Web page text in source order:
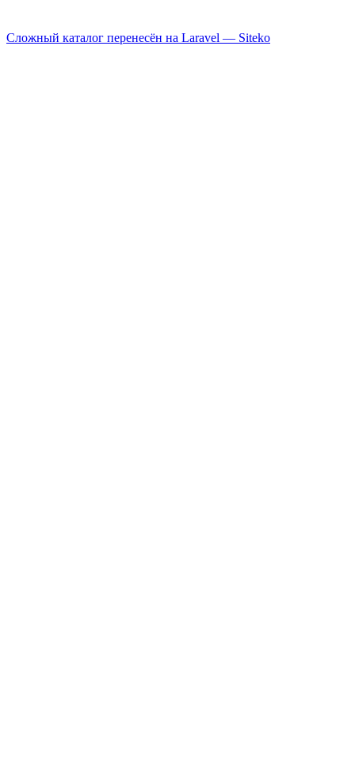
Сложный каталог перенесён на Laravel — Siteko